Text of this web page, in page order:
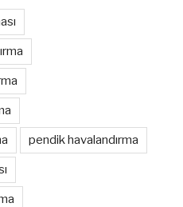
pendik havalandırma